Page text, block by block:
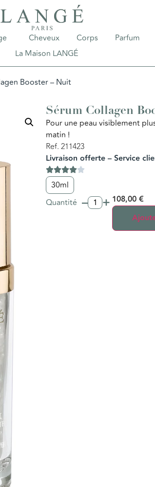
Cheveux Corps Parfum
La Maison LANGÉ
Booster – Nuit
Sérum Collagen
Pour une peau visiblement
matin !
Ref. 211423
Livraison offerte – Service
30ml
Quantité – + 108,00 €